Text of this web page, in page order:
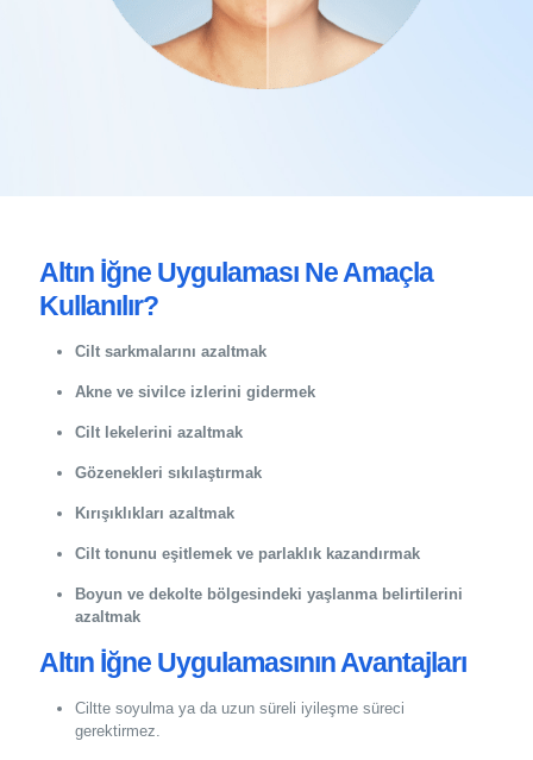
Altın İğne Uygulaması Ne Amaçla
Kullanılır?
Cilt sarkmalarını azaltmak
Akne ve sivilce izlerini gidermek
Cilt lekelerini azaltmak
Gözenekleri sıkılaştırmak
Kırışıklıkları azaltmak
Cilt tonunu eşitlemek ve parlaklık kazandırmak
Boyun ve dekolte bölgesindeki yaşlanma belirtilerini
azaltmak
Altın İğne Uygulamasının Avantajları
Ciltte soyulma ya da uzun süreli iyileşme süreci
gerektirmez.